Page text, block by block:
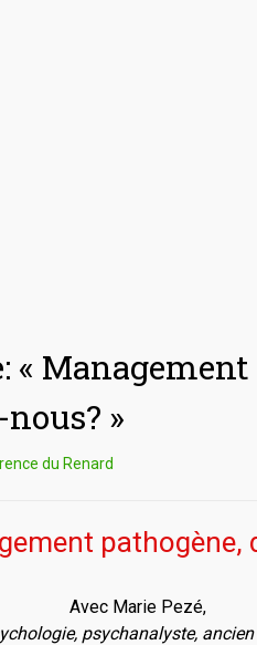
«
»
du Renard
pathogène,
Avec Marie Pezé,
psychanalyste,